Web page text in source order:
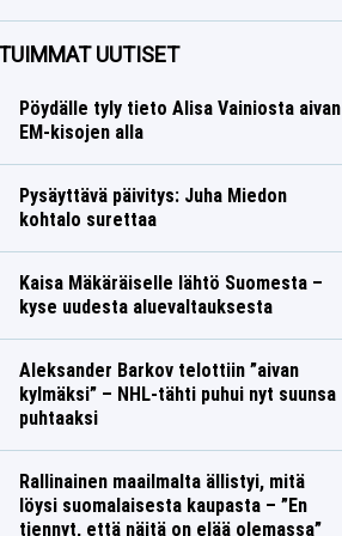
UUTISET
Pöydälle tyly tieto Alisa Vainiosta aivan
EM-kisojen alla
Pysäyttävä päivitys: Juha Miedon
kohtalo surettaa
Kaisa Mäkäräiselle lähtö Suomesta –
kyse uudesta aluevaltauksesta
Aleksander Barkov telottiin ”aivan
kylmäksi” – NHL-tähti puhui nyt suunsa
puhtaaksi
Rallinainen maailmalta ällistyi, mitä
löysi suomalaisesta kaupasta – ”En
tiennyt, että näitä on elää olemassa”